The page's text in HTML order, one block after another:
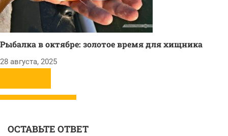
Рыбалка в октябре: золотое время для хищника
28 августа, 2025
ОСТАВЬТЕ ОТВЕТ